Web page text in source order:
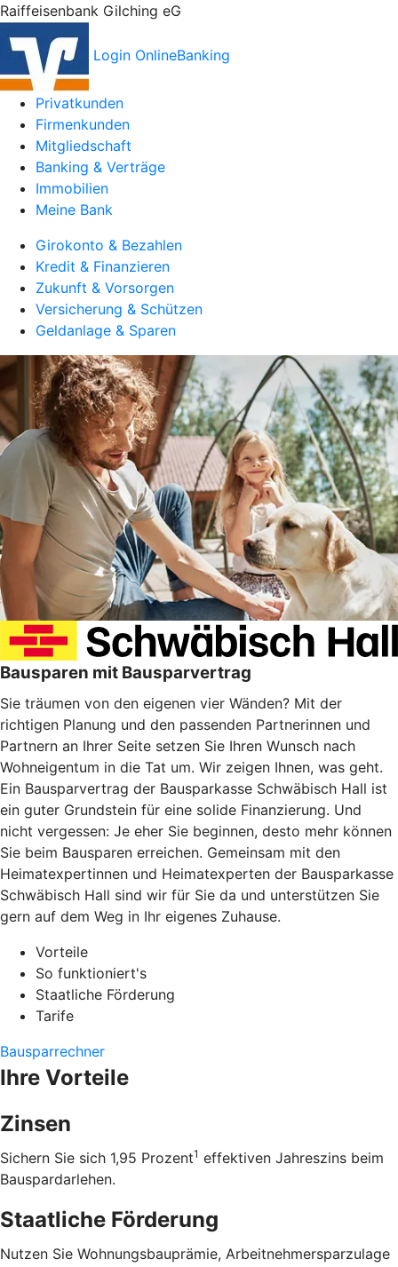
Raiffeisenbank Gilching eG
Login OnlineBanking
Privatkunden
Firmenkunden
Mitgliedschaft
Banking & Verträge
Immobilien
Meine Bank
Girokonto & Bezahlen
Kredit & Finanzieren
Zukunft & Vorsorgen
Versicherung & Schützen
Geldanlage & Sparen
Bausparen mit Bausparvertrag
Sie träumen von den eigenen vier Wänden? Mit der
richtigen Planung und den passenden Partnerinnen und
Partnern an Ihrer Seite setzen Sie Ihren Wunsch nach
Wohneigentum in die Tat um. Wir zeigen Ihnen, was geht.
Ein Bausparvertrag der Bausparkasse Schwäbisch Hall ist
ein guter Grundstein für eine solide Finanzierung. Und
nicht vergessen: Je eher Sie beginnen, desto mehr können
Sie beim Bausparen erreichen. Gemeinsam mit den
Heimatexpertinnen und Heimatexperten der Bausparkasse
Schwäbisch Hall sind wir für Sie da und unterstützen Sie
gern auf dem Weg in Ihr eigenes Zuhause.
Vorteile
So funktioniert's
Staatliche Förderung
Tarife
Bausparrechner
Ihre Vorteile
Zinsen
Sichern Sie sich 1,95 Prozent1 effektiven Jahreszins beim
Bauspardarlehen.
Staatliche Förderung
Nutzen Sie Wohnungsbauprämie, Arbeitnehmersparzulage